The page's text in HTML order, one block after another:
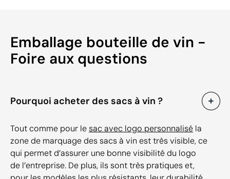
Emballage bouteille de vin -
Foire aux questions
Pourquoi acheter des sacs à vin ?
Tout comme pour lesac avec logo personnalisé la
zone de marquage des sacs à vin est très visible, ce
qui permet d’assurer une bonne visibilité du logo
de l’entreprise. De plus, ils sont très pratiques et,